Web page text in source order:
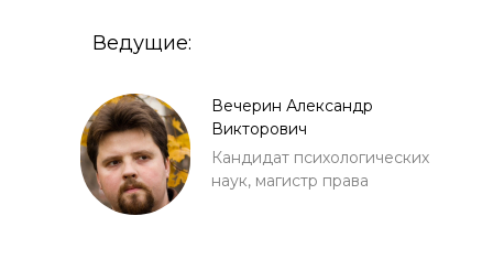
Вечерин Александр
Викторович
Кандидат психологических
наук, магистр права
Ведущие: